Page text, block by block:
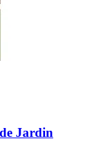
Jardin